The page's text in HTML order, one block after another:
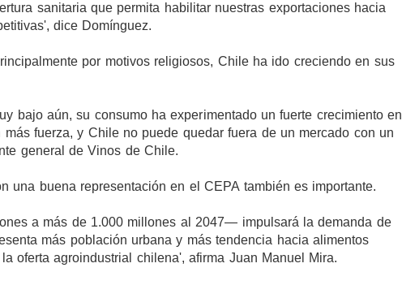
sanitaria que permita habilitar nuestras exportaciones hacia
dice Domínguez.
por motivos religiosos, Chile ha ido creciendo en sus
bajo aún, su consumo ha experimentado un fuerte crecimiento en
fuerza, y Chile no puede quedar fuera de un mercado con un
general de Vinos de Chile.
una buena representación en el CEPA también es importante.
a más de 1.000 millones al 2047— impulsará la demanda de
más población urbana y más tendencia hacia alimentos
oferta agroindustrial chilena', afirma Juan Manuel Mira.